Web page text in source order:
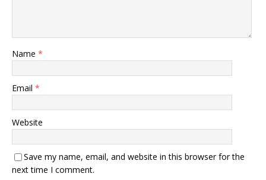
Name *
Email *
Website
Save my name, email, and website in this browser for the
next time I comment.